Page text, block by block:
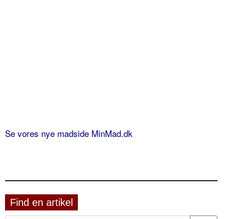
Se vores nye madside MinMad.dk
Find en artikel